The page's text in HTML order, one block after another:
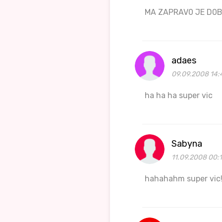
MA ZAPRAV0 JE
adaes
09.09.2008
ha ha ha super vic
Sabyna
11.09.2008
hahahahm super vic!